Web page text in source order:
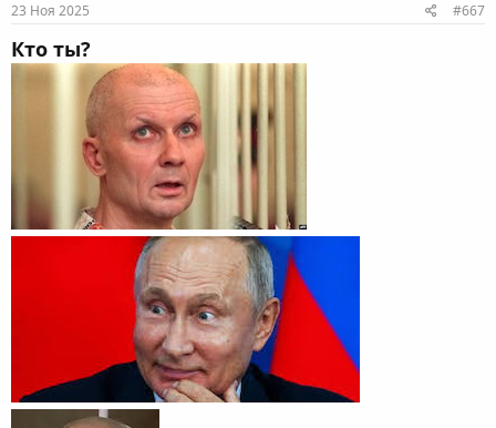
23 Ноя 2025 #667
Кто ты?